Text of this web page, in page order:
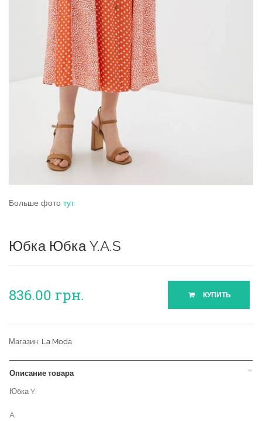
Больше фото тут
Юбка Юбка Y.A.S
836.00 грн. КУПИТЬ
Магазин: La Moda
Описание товара
Юбка Y.
A.